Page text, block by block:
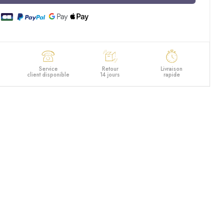
Service
client disponible
Retour
14 jours
Livraison
rapide